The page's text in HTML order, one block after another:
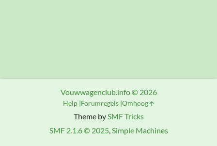
Theme bySMF Tricks
SMF 2.1.6 © 2025,Simple Machines
Vouwwagenclub.info © 2026
Help Forumregels Omhoog